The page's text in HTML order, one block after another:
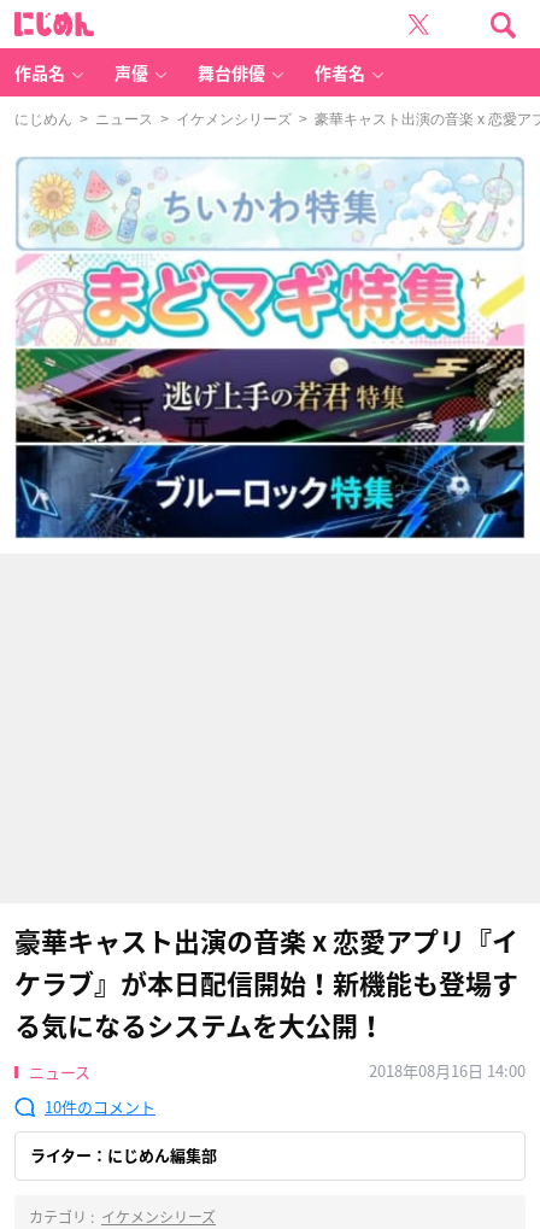
作品名 声優 舞台俳優 作者名
にじめん > ニュース > イケメンシリーズ > 豪華キャスト出演の音楽 x 恋愛ア
豪華キャスト出演の音楽 x 恋愛アプリ『イ
ケラブ』が本日配信開始！新機能も登場す
る気になるシステムを大公開！
ニュース
2018年08月16日 14:00
10
ライター：にじめん編集部
カテゴリ : イケメンシリーズ